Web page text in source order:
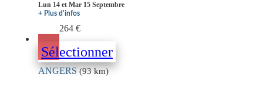
Lun 14 et Mar 15 Septembre
+ Plus d'infos
264 €
Sélectionner
ANGERS(93 km)